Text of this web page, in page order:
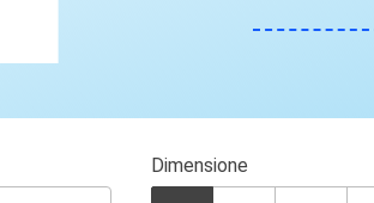
Dimensione